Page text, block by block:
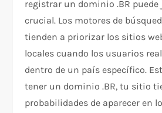
registrar un dominio .BR puede
crucial. Los motores de
tienden a priorizar los sitios
locales cuando los usuarios
dentro de un país específico.
tener un dominio .BR, tu sitio
probabilidades de aparecer en